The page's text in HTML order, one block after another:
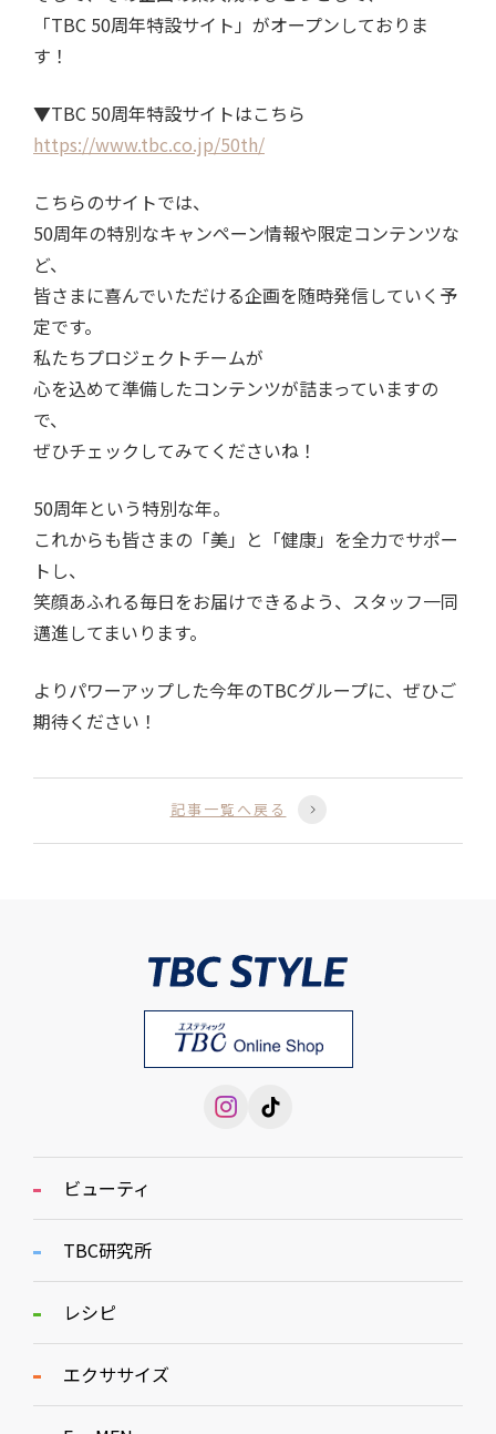
「TBC 50周年特設サイト」がオープンしておりま
す！
▼TBC 50周年特設サイトはこちら
https://www.tbc.co.jp/50th/
こちらのサイトでは、
50周年の特別なキャンペーン情報や限定コンテンツな
ど、
皆さまに喜んでいただける企画を随時発信していく予
定です。
私たちプロジェクトチームが
心を込めて準備したコンテンツが詰まっていますの
で、
ぜひチェックしてみてくださいね！
50周年という特別な年。
これからも皆さまの「美」と「健康」を全力でサポー
トし、
笑顔あふれる毎日をお届けできるよう、スタッフ一同
邁進してまいります。
よりパワーアップした今年のTBCグループに、ぜひご
期待ください！
記事一覧へ戻る
ビューティ
TBC研究所
レシピ
エクササイズ